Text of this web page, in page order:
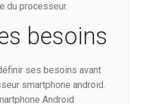
du processeur.
besoins
ses besoins avant
smartphone android.
Android